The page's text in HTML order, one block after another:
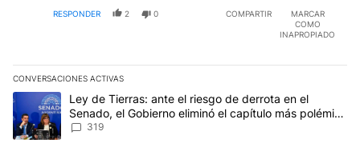
RESPONDER 2 0 COMPARTIR
MARCAR
COMO
INAPROPIADO
CONVERSACIONES ACTIVAS
Este listado muestra los artículos con más comentarios en los
Un artículo de tendencia con el título "Ley de Tierras: ante el
Ley de Tierras: ante el riesgo de derrota en el
Senado, el Gobierno eliminó el capítulo más polémico
del proyecto
319